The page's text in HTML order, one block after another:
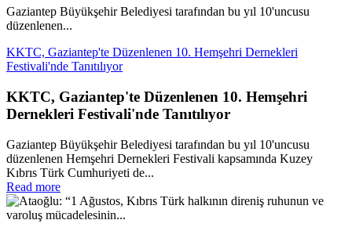
Gaziantep Büyükşehir Belediyesi tarafından bu yıl 10'uncusu
düzenlenen...
KKTC, Gaziantep'te Düzenlenen 10. Hemşehri Dernekleri
Festivali'nde Tanıtılıyor
KKTC, Gaziantep'te Düzenlenen 10. Hemşehri
Dernekleri Festivali'nde Tanıtılıyor
Gaziantep Büyükşehir Belediyesi tarafından bu yıl 10'uncusu
düzenlenen Hemşehri Dernekleri Festivali kapsamında Kuzey
Kıbrıs Türk Cumhuriyeti de...
Read more